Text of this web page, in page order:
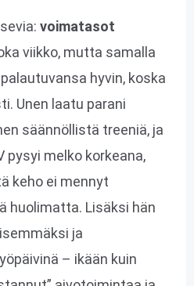
voimatasot
viikko, mutta samalla
hyvin, koska
Unen laatu parani
säännöllistä treeniä, ja
pysyi melko korkeana,
keho ei mennyt
huolimatta. Lisäksi hän
ja
– ikään kuin